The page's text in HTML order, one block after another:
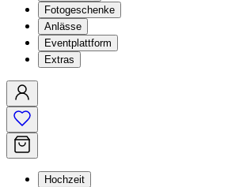
Fotogeschenke
Anlässe
Eventplattform
Extras
Hochzeit